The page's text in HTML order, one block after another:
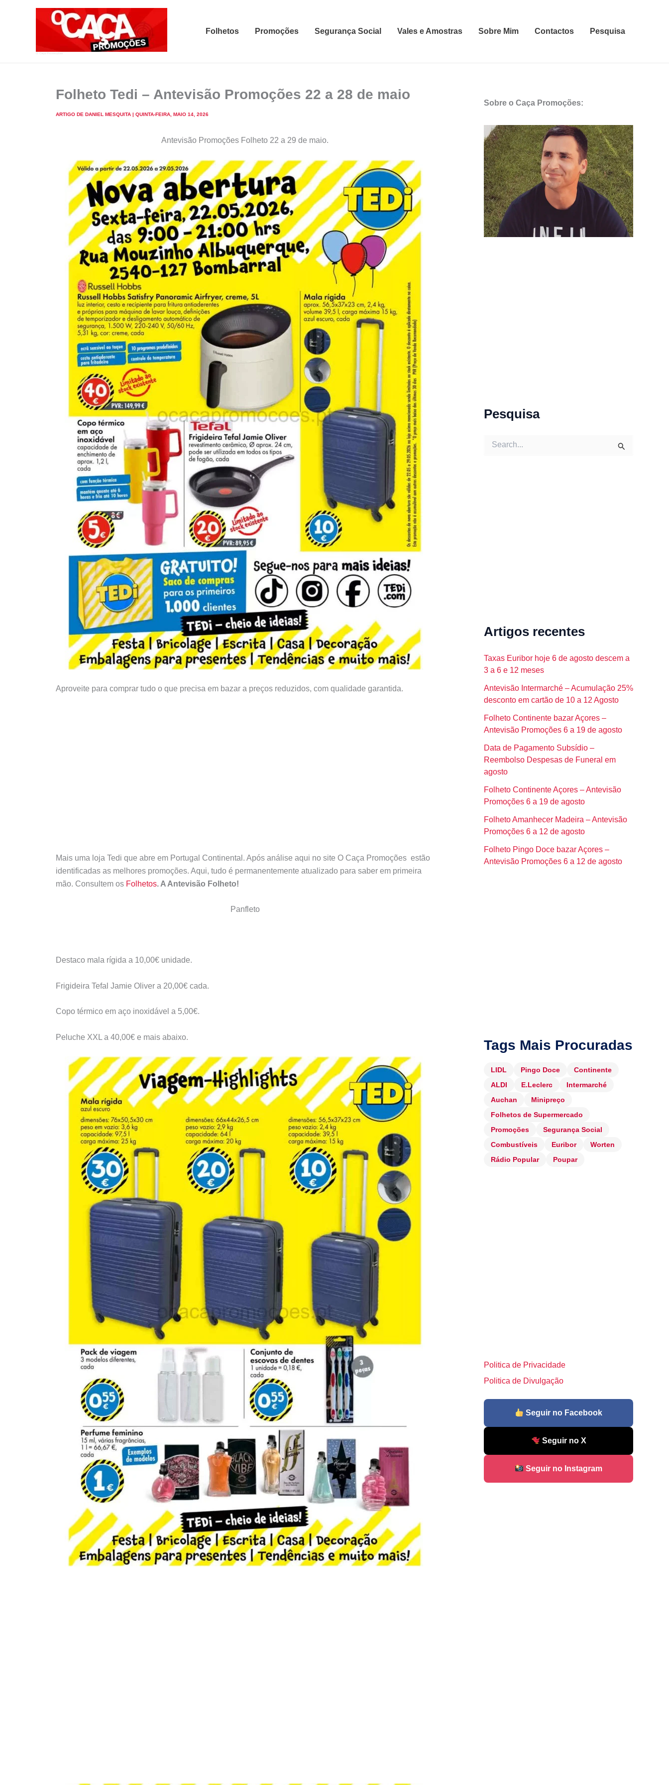
Folhetos Promoções Segurança Social Vales e Amostras Sobre Mim Contactos Pesquisa
Folheto Tedi – Antevisão Promoções 22 a 28 de maio
ARTIGO DE DANIEL MESQUITA | QUINTA-FEIRA, MAIO 14, 2026
Antevisão Promoções Folheto 22 a 29 de maio.
Aproveite para comprar tudo o que precisa em bazar a preços reduzidos, com qualidade garantida.
Mais uma loja Tedi que abre em Portugal Continental. Após análise aqui no site O Caça Promoções estão
identificadas as melhores promoções. Aqui, tudo é permanentemente atualizado para saber em primeira
mão. Consultem os Folhetos. A Antevisão Folheto!
Panfleto
Destaco mala rígida a 10,00€ unidade.
Frigideira Tefal Jamie Oliver a 20,00€ cada.
Copo térmico em aço inoxidável a 5,00€.
Peluche XXL a 40,00€ e mais abaixo.
Sobre o Caça Promoções:
Pesquisa
Artigos recentes
Taxas Euribor hoje 6 de agosto descem a
3 a 6 e 12 meses
Antevisão Intermarché – Acumulação 25%
desconto em cartão de 10 a 12 Agosto
Folheto Continente bazar Açores –
Antevisão Promoções 6 a 19 de agosto
Data de Pagamento Subsídio –
Reembolso Despesas de Funeral em
agosto
Folheto Continente Açores – Antevisão
Promoções 6 a 19 de agosto
Folheto Amanhecer Madeira – Antevisão
Promoções 6 a 12 de agosto
Folheto Pingo Doce bazar Açores –
Antevisão Promoções 6 a 12 de agosto
Tags Mais Procuradas
LIDL Pingo Doce
Continente
ALDI
E.Leclerc
Intermarché
Auchan
Minipreço
Folhetos de Supermercado
Promoções
Segurança Social
Combustíveis
Euribor
Worten
Rádio Popular
Poupar
Politica de Privacidade
Politica de Divulgação
Seguir no Facebook
Seguir no X
Seguir no Instagram